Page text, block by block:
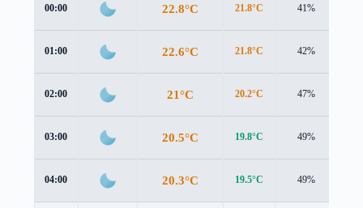
00:00 22.8°C 21.8°C 41%
01:00 22.6°C 21.8°C 42%
02:00 21°C 20.2°C 47%
03:00 20.5°C 19.8°C 49%
04:00 20.3°C 19.5°C 49%